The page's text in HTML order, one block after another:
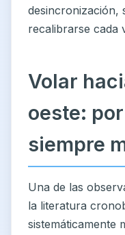
desincronización,
recalibrarse cada
Volar
oeste:
siempre
Una de las
la literatura
sistemáticamente